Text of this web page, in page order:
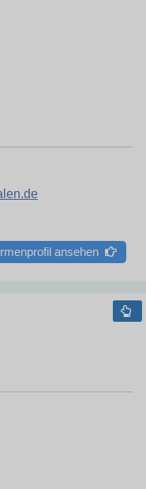
ansehen